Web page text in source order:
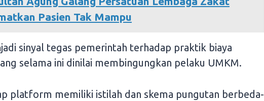
Pasien Tak Mampu
sinyal tegas pemerintah terhadap praktik biaya
selama ini dinilai membingungkan pelaku UMKM.
platform memiliki istilah dan skema pungutan berbeda-